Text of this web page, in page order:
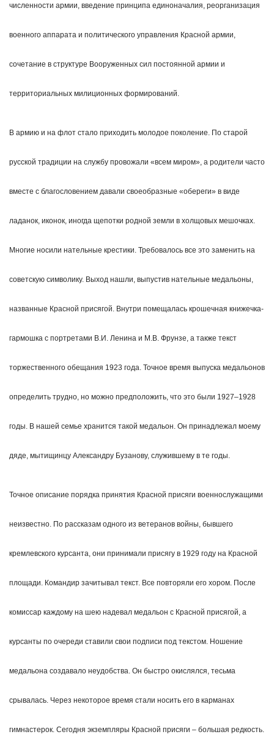
численности армии, введение принципа единоначалия, реорганизация
военного аппарата и политического управления Красной армии,
сочетание в структуре Вооруженных сил постоянной армии и
территориальных милиционных формирований.
В армию и на флот стало приходить молодое поколение. По старой
русской традиции на службу провожали «всем миром», а родители часто
вместе с благословением давали своеобразные «обереги» в виде
ладанок, иконок, иногда щепотки родной земли в холщовых мешочках.
Многие носили нательные крестики. Требовалось все это заменить на
советскую символику. Выход нашли, выпустив нательные медальоны,
названные Красной присягой. Внутри помещалась крошечная книжечка-
гармошка с портретами В.И. Ленина и М.В. Фрунзе, а также текст
торжественного обещания 1923 года. Точное время выпуска медальонов
определить трудно, но можно предположить, что это были 1927–1928
годы. В нашей семье хранится такой медальон. Он принадлежал моему
дяде, мытищинцу Александру Бузанову, служившему в те годы.
Точное описание порядка принятия Красной присяги военнослужащими
неизвестно. По рассказам одного из ветеранов войны, бывшего
кремлевского курсанта, они принимали присягу в 1929 году на Красной
площади. Командир зачитывал текст. Все повторяли его хором. После
комиссар каждому на шею надевал медальон с Красной присягой, а
курсанты по очереди ставили свои подписи под текстом. Ношение
медальона создавало неудобства. Он быстро окислялся, тесьма
срывалась. Через некоторое время стали носить его в карманах
гимнастерок. Сегодня экземпляры Красной присяги – большая редкость.